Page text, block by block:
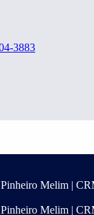
3883
Melim |
Melim |